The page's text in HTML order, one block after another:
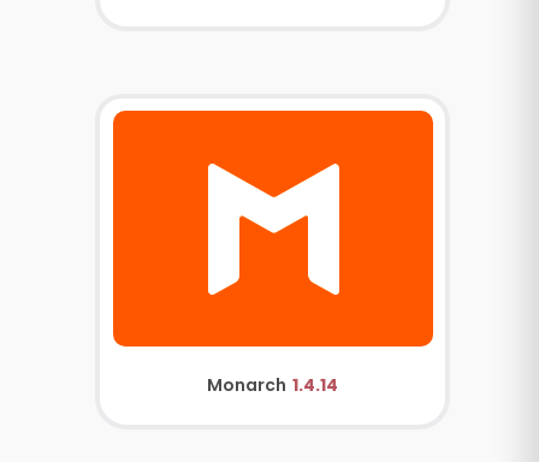
Monarch 1.4.14